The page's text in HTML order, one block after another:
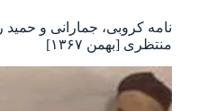
نامه کروبی، جمارانی و حمید
منتظری [بهمن ۱۳۶۷]